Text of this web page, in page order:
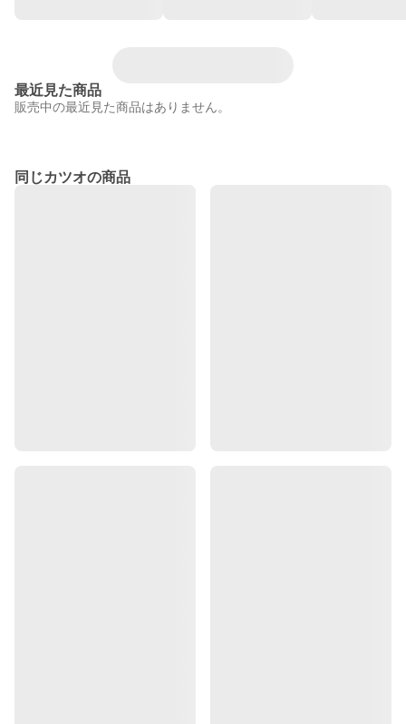
最近見た商品
販売中の最近見た商品はありません。
同じカツオの商品